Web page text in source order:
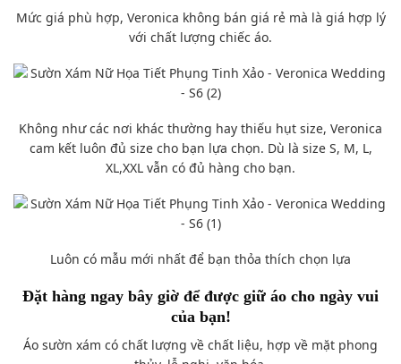
Mức giá phù hợp, Veronica không bán giá rẻ mà là giá hợp lý
với chất lượng chiếc áo.
Không như các nơi khác thường hay thiếu hụt size, Veronica
cam kết luôn đủ size cho bạn lựa chọn. Dù là size S, M, L,
XL,XXL vẫn có đủ hàng cho bạn.
Luôn có mẫu mới nhất để bạn thỏa thích chọn lựa
Đặt hàng ngay bây giờ để được giữ áo cho ngày vui
của bạn!
Áo sườn xám có chất lượng về chất liệu, hợp về mặt phong